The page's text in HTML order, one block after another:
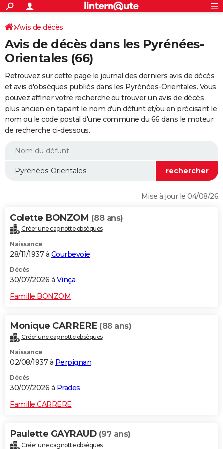
ACTUALITÉS
Politique
Société
Faits Divers
Education
Monde
Villes
+
SPORT
Coupe du monde 2026
Football
Tennis
Cyclisme
Rugby
Forum
CULTURE
FINANCE
Retraite
Impôts
Epargne
Immobilier
Risques naturels par ville
Banque
Assurance
Crédit
Essais
Réserver un essai
Citadines
Berlines
SUV
Forum auto
+
HIGH-TECH
Mobiles
Meilleur smartphone
Internet
Ordinateurs
Jeux vidéo
Guide high-tech
+
BRICOLAGE
Forum
Aménagement intérieur
Extérieur
Cuisine
Salle de bains
Jardinage
Rangement
WEEK-END
Guides de France
Escapades
Patrimoine
Expositions
Musées
Week-end nature
LIFESTYLE
Alimentation
Guide de la santé
Maladies
Médicaments
Sommeil
VOYAGE
Destinations
City break
Voyage nature
Voyage de noces
Forum
Climat
+PHOTO
GUIDES D'ACHAT
BONS PLANS
CARTE DE VOEUX
Dictionnaire
Biographies
Citations
Expressions
Proverbes
PROGRAMME TV
COPAINS D'AVANT
S'inscrire
Se connecter
Lycées
Collèges
Primaires
Universités
Entreprises
Service militaire
Avis de recherche
AVIS DE DÉCÈS
Avis de décès
Avis de décès dans les Pyrénées-
Orientales (66)
Retrouvez sur cette page le journal des derniers avis de décès
et avis d'obsèques publiés dans les Pyrénées-Orientales. Vous
pouvez affiner votre recherche ou trouver un avis de décès
plus ancien en tapant le nom d'un défunt et/ou en précisant le
nom ou le code postal d'une commune du 66 dans le moteur
de recherche ci-dessous.
Mise à jour le 04/08/26
Colette BONZOM (88 ans)
Créer une cagnotte obsèques
Naissance
28/11/1937 à Courbevoie
Décès
30/07/2026 à Vinça
Famille BONZOM
Monique CARRERE (88 ans)
Créer une cagnotte obsèques
Naissance
02/08/1937 à Perpignan
Décès
30/07/2026 à Prades
Famille CARRERE
Paulette GAYRAUD (97 ans)
Créer une cagnotte obsèques